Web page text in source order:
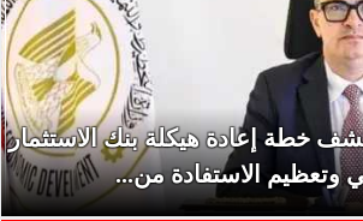
خطة إعادة هيكلة بنك الاستثمار
وتعظيم الاستفادة من...